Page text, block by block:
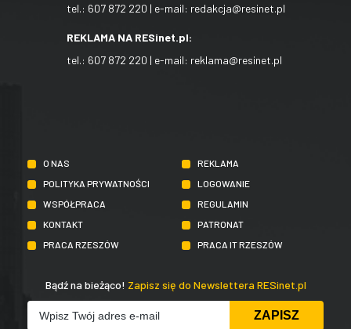
tel.: 607 872 220 | e-mail: redakcja@resinet.pl
REKLAMA NA RESinet.pl:
tel.: 607 872 220 | e-mail: reklama@resinet.pl
O NAS
REKLAMA
POLITYKA PRYWATNOŚCI
LOGOWANIE
WSPÓŁPRACA
REGULAMIN
KONTAKT
PATRONAT
PRACA RZESZÓW
PRACA IT RZESZÓW
Bądź na bieżąco! Zapisz się do Newslettera RESinet.pl